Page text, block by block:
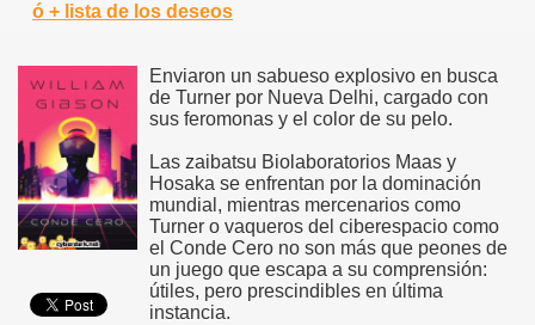
ó + lista de los deseos
Enviaron un sabueso explosivo en busca
de Turner por Nueva Delhi, cargado con
sus feromonas y el color de su pelo.
Las zaibatsu Biolaboratorios Maas y
Hosaka se enfrentan por la dominación
mundial, mientras mercenarios como
Turner o vaqueros del ciberespacio como
el Conde Cero no son más que peones de
un juego que escapa a su comprensión:
útiles, pero prescindibles en última
instancia.